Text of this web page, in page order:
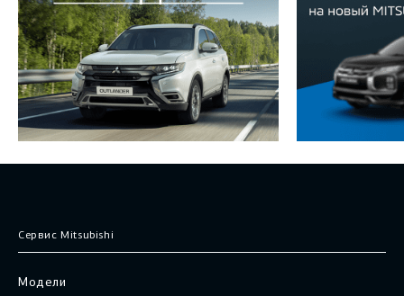
Сервис Mitsubishi
Модели